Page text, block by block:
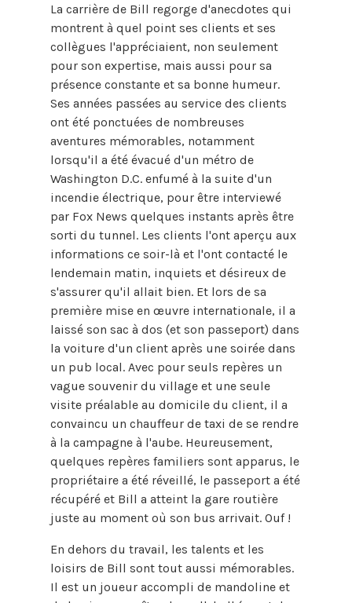
La carrière de Bill regorge d'anecdotes qui
montrent à quel point ses clients et ses
collègues l'appréciaient, non seulement
pour son expertise, mais aussi pour sa
présence constante et sa bonne humeur.
Ses années passées au service des clients
ont été ponctuées de nombreuses
aventures mémorables, notamment
lorsqu'il a été évacué d'un métro de
Washington D.C. enfumé à la suite d'un
incendie électrique, pour être interviewé
par Fox News quelques instants après être
sorti du tunnel. Les clients l'ont aperçu aux
informations ce soir-là et l'ont contacté le
lendemain matin, inquiets et désireux de
s'assurer qu'il allait bien. Et lors de sa
première mise en œuvre internationale, il a
laissé son sac à dos (et son passeport) dans
la voiture d'un client après une soirée dans
un pub local. Avec pour seuls repères un
vague souvenir du village et une seule
visite préalable au domicile du client, il a
convaincu un chauffeur de taxi de se rendre
à la campagne à l'aube. Heureusement,
quelques repères familiers sont apparus, le
propriétaire a été réveillé, le passeport a été
récupéré et Bill a atteint la gare routière
juste au moment où son bus arrivait. Ouf !
En dehors du travail, les talents et les
loisirs de Bill sont tout aussi mémorables.
Il est un joueur accompli de mandoline et